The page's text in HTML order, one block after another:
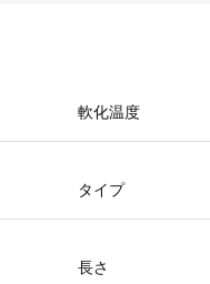
軟化温度
タイプ
長さ